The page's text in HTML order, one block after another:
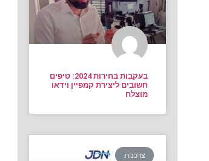
בעקבות בחירות 2024: טיפים
חשובים ליצירת קמפיין וידאו
מוצלח
צרכנות